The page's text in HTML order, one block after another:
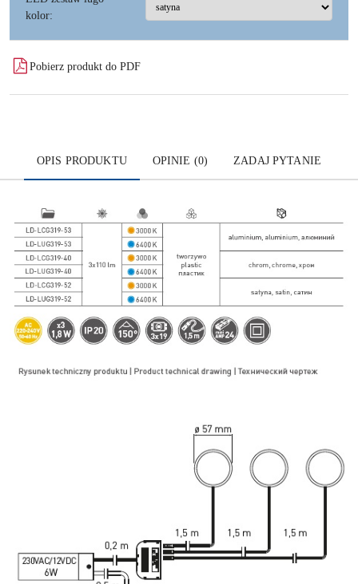
kolor:
Pobierz produkt do PDF
OPIS PRODUKTU OPINIE (0) ZADAJ PYTANIE